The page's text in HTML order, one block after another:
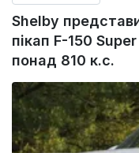
Shelby
пікап F-150
понад 810 к.с.